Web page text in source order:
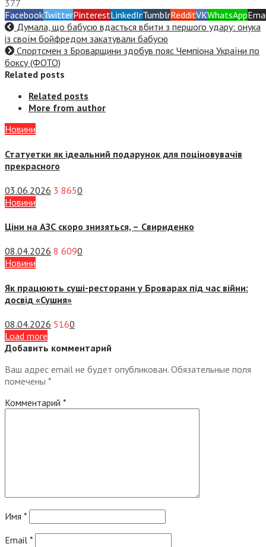
377
FacebookTwitterPinterestLinkedInTumblrRedditVKWhatsApp
Думала, що бабусю вдасться вбити з першого удару: онука
із своїм бойфредом закатували бабусю
Спортсмен з Броварщини здобув пояс Чемпіона України по
боксу (ФОТО)
Related posts
Related posts
More from author
Новини
Статуетки як ідеальний подарунок для поціновувачів
прекрасного
03.06.2026 3 8650
Новини
Ціни на АЗС скоро знизяться, – Свириденко
08.04.2026 8 6090
Новини
Як працюють суші-ресторани у Броварах під час війни:
досвід «Сушия»
08.04.2026 5160
Load more
Добавить комментарий
Ваш адрес email не будет опубликован. Обязательные поля
помечены *
Комментарий *
Имя *
Email *